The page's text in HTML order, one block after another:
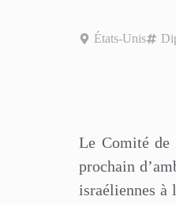
États-Unis
Le Comité de
prochain
israéliennes à